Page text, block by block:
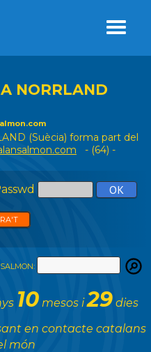
NORRLAND
(Suècia) forma part del
- (64) -
10 mesos i29 dies
en contacte catalans
món